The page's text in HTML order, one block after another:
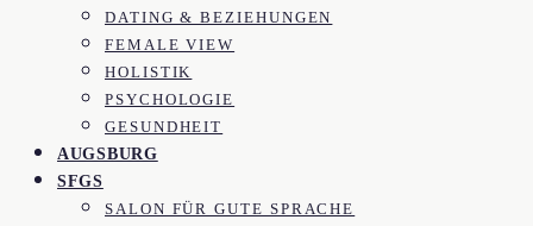
DATING & BEZIEHUNGEN
FEMALE VIEW
HOLISTIK
PSYCHOLOGIE
GESUNDHEIT
AUGSBURG
SFGS
SALON FÜR GUTE SPRACHE